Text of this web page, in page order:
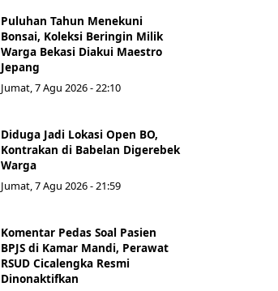
Puluhan Tahun Menekuni
Bonsai, Koleksi Beringin Milik
Warga Bekasi Diakui Maestro
Jepang
Jumat, 7 Agu 2026 - 22:10
Diduga Jadi Lokasi Open BO,
Kontrakan di Babelan Digerebek
Warga
Jumat, 7 Agu 2026 - 21:59
Komentar Pedas Soal Pasien
BPJS di Kamar Mandi, Perawat
RSUD Cicalengka Resmi
Dinonaktifkan